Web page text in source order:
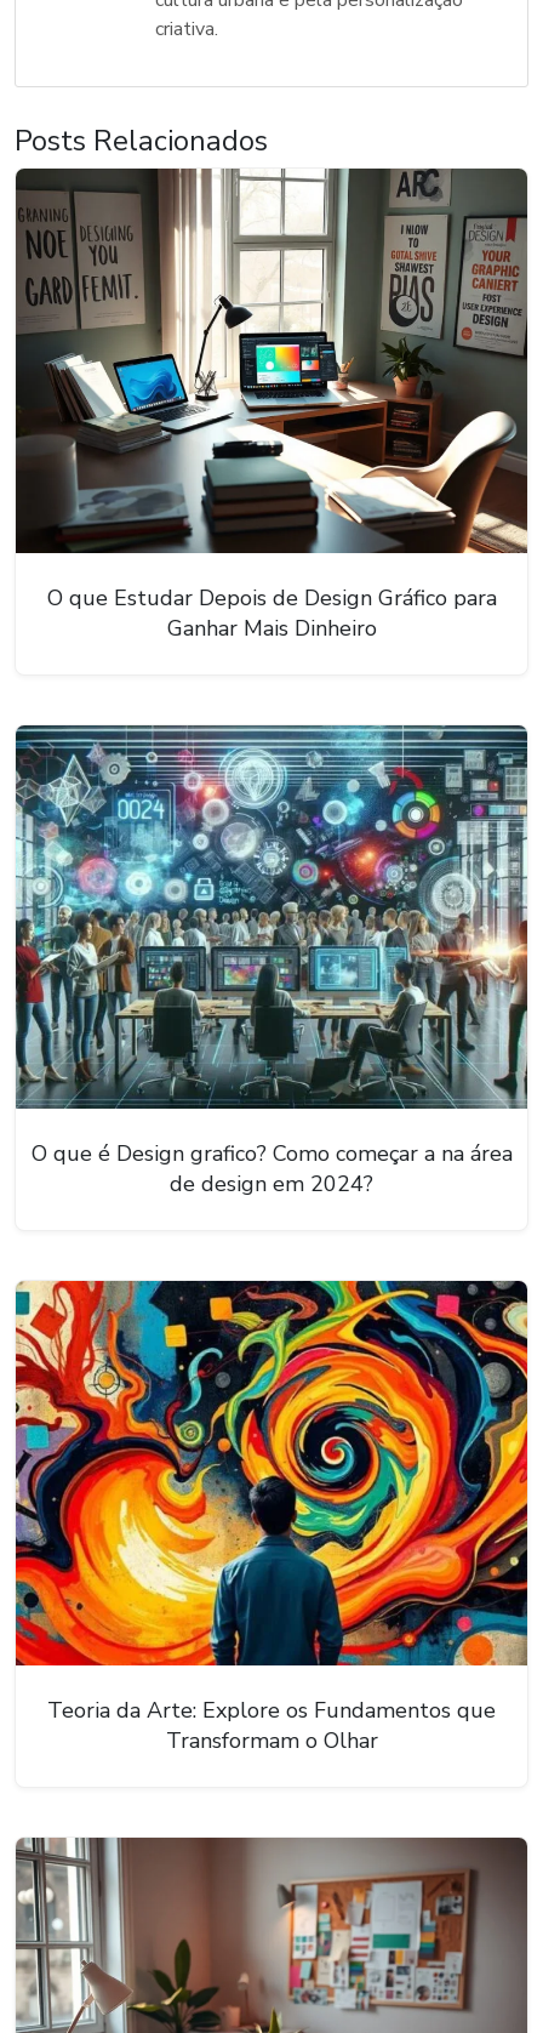
criativa.
Posts Relacionados
O que Estudar Depois de Design Gráfico para
Ganhar Mais Dinheiro
O que é Design grafico? Como começar a na área
de design em 2024?
Teoria da Arte: Explore os Fundamentos que
Transformam o Olhar